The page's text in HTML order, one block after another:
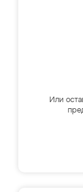
Или